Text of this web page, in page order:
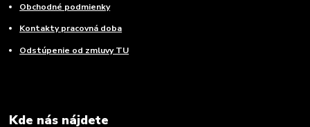
Obchodné podmienky
Kontakty pracovná doba
Odstúpenie od zmluvy TU
Kde nás nájdete